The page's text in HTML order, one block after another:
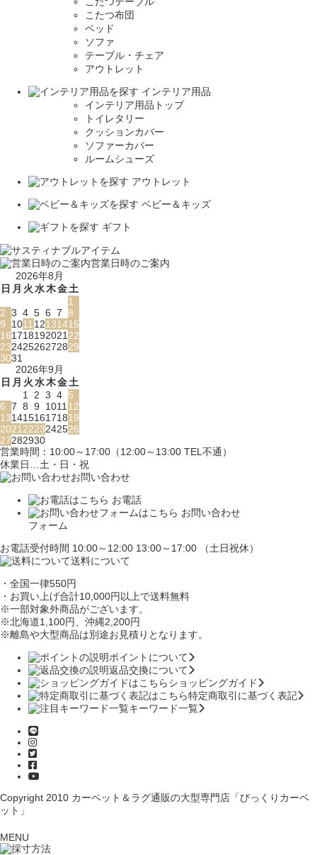
こたつ布団
ベッド
ソファ
テーブル・チェア
アウトレット
インテリア用品
インテリア用品トップ
トイレタリー
クッションカバー
ソファーカバー
ルームシューズ
アウトレット
ベビー＆キッズ
ギフト
営業日時のご案内
2026年8月
日 月 火水木金土
1
2 3 4 5 6 7 8
9
101112131415
16171819202122
23242526272829
3031
2026年9月
日 月 火水木金土
1 2 3 4 5
6 7 8 9 101112
13141516171819
20212223242526
27282930
営業時間：10:00～17:00（12:00～13:00 TEL不通）
休業日…土・日・祝
お問い合わせ
お電話
お問い合わせ
フォーム
お電話受付時間 10:00～12:00 13:00～17:00 （土日祝休）
送料について
・全国一律550円
・お買い上げ合計10,000円 以上で送料無料
※一部対象外商品がございます。
※北海道1,100円、沖縄2,200円
※離島や大型商品は別途お見積りとなります。
ポイントについて
返品交換について
ショッピングガイド
特定商取引に基づく表記
キーワード一覧
Copyright 2010 カーペット＆ラグ通販の大型専門店「びっくりカーペ
ット」
MENU